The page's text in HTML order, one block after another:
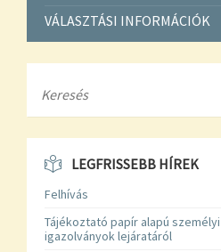
VÁLASZTÁSI INFORMÁCIÓK
LEGFRISSEBB HÍREK
Felhívás
Tájékoztató papír alapú személyi
igazolványok lejáratáról